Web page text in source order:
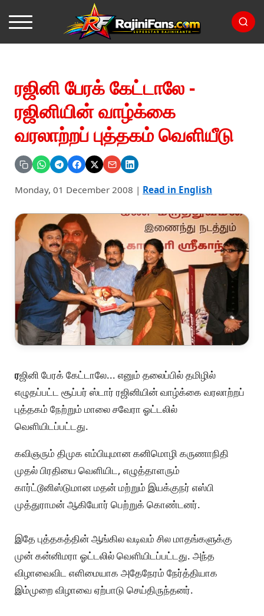
ரஜினி பேரக் கேட்டாலே -
ரஜினியின் வாழ்க்கை
வரலாற்றப் புத்தகம் வெளியீடு
Monday, 01 December 2008 | Read in English
ரஜினி பேரக் கேட்டாலே... எனும் தலைப்பில் தமிழில்
எழுதப்பட்ட சூப்பர் ஸ்டார் ரஜினியின் வாழ்க்கை வரலாற்றப்
புத்தகம் நேற்றும் மாலை சவேரா ஓட்டலில்
வெளியிடப்பட்டது.
கவிஞரும் திமுக எம்பியுமான கனிமொழி கருணாநிதி
முதல் பிரதியை வெளியிட, எழுத்தாளரும்
கார்ட்டூனிஸ்டுமான மதன் மற்றும் இயக்குநர் எஸ்பி
முத்துராமன் ஆகியோர் பெற்றுக் கொண்டனர்.
இதே புத்தகத்தின் ஆங்கில வடிவம் சில மாதங்களுக்கு
முன் கன்னிமரா ஓட்டலில் வெளியிடப்பட்டது. அந்த
விழாவைவிட எளிமையாக அதேநேரம் நேர்த்தியாக
இம்முறை விழாவை ஏற்பாடு செய்திருந்தனர்.